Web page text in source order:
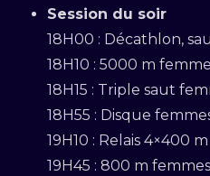
Session du soir
18H00 : Décathlon,
18H10 : 5000 m
18H15 : Triple saut
18H55 : Disque
19H10 : Relais 4×400
19H45 : 800 m